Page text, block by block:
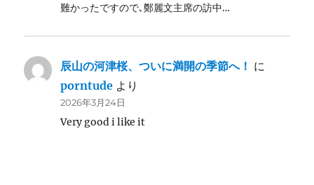
難かったですので､鄭麗文主席の訪中…
辰山の河津桜、ついに満開の季節へ！ に
porntude より
2026年3月24日
Very good i like it